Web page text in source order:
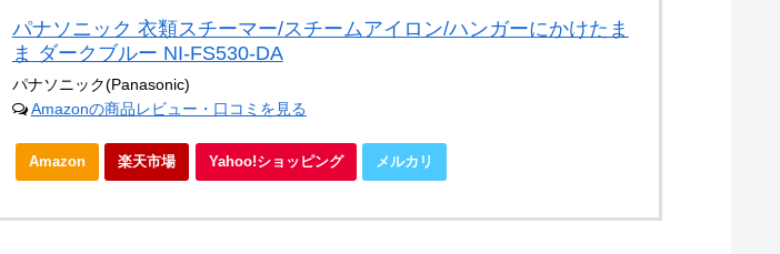
パナソニック 衣類スチーマー/スチームアイロン/ハンガーにかけたま
ま ダークブルー NI-FS530-DA
パナソニック(Panasonic)
Amazonの商品レビュー・口コミを見る
Amazon 楽天市場 Yahoo!ショッピング メルカリ